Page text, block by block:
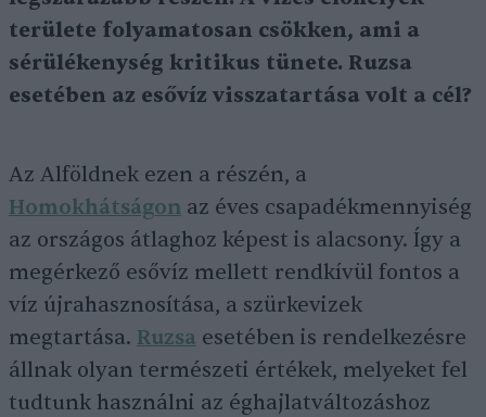
területe folyamatosan csökken, ami a
sérülékenység kritikus tünete. Ruzsa
esetében az esővíz visszatartása volt a cél?
Az Alföldnek ezen a részén, a
Homokhátságon az éves csapadékmennyiség
az országos átlaghoz képest is alacsony. Így a
megérkező esővíz mellett rendkívül fontos a
víz újrahasznosítása, a szürkevizek
megtartása. Ruzsa esetében is rendelkezésre
állnak olyan természeti értékek, melyeket fel
tudtunk használni az éghajlatváltozáshoz